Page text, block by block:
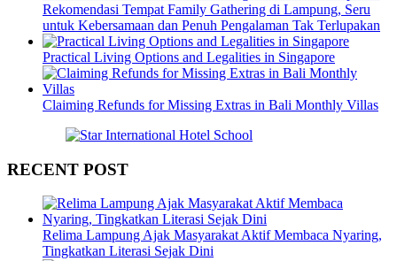
Rekomendasi Tempat Family Gathering di Lampung, Seru
untuk Kebersamaan dan Penuh Pengalaman Tak Terlupakan
Practical Living Options and Legalities in Singapore
Claiming Refunds for Missing Extras in Bali Monthly Villas
RECENT POST
Relima Lampung Ajak Masyarakat Aktif Membaca Nyaring,
Tingkatkan Literasi Sejak Dini